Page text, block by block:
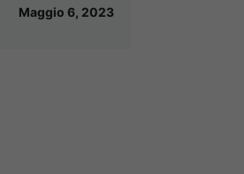
Maggio 6, 2023